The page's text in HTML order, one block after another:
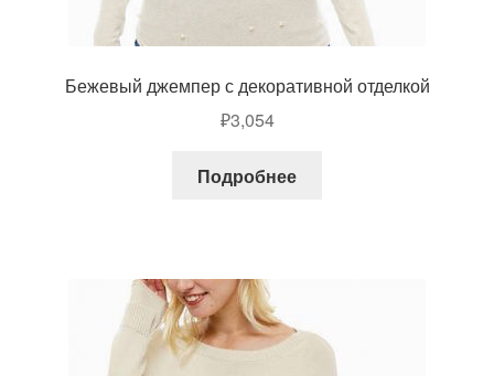
Бежевый джемпер с декоративной отделкой
₽3,054
Подробнее